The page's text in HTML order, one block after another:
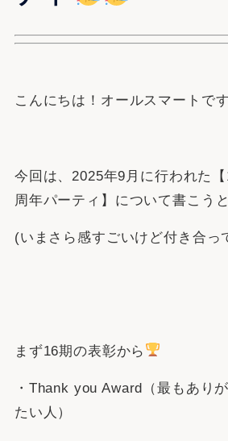
こんにちは！オールスマートです
今回は、2025年9月に行われた
周年パーティ】について書こう
(いまさら感すごいけど付き合っ
まず16期の表彰から
・Thank you Award（最もあり
たい人）